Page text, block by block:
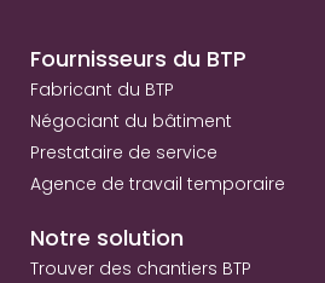
Fournisseurs du BTP
Fabricant du BTP
Négociant du bâtiment
Prestataire de service
Agence de travail temporaire
Notre solution
Trouver des chantiers BTP